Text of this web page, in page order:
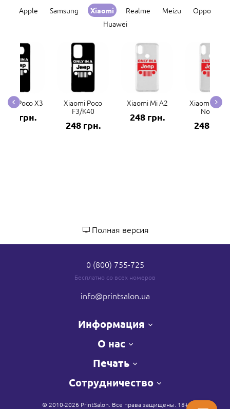
Apple Samsung Xiaomi Realme Meizu
Oppo
Huawei
Poco X3
248 грн.
Xiaomi Poco
F3/K40
248 грн.
Xiaomi Mi A2
248 грн.
Xiaomi
Note 7
248 грн.
Полная версия
0 (800) 755-725
Бесплатно со всех номеров
info@printsalon.ua
Информация
О нас
Печать
Сотрудничество
© 2010-2026 PrintSalon. Все права защищены. 18+